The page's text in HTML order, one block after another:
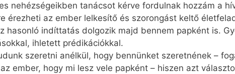
nehézségeikben tanácsot kérve fordulnak hozzám a
érezheti az ember lelkesítő és szorongást keltő
hasonló indíttatás dolgozik majd bennem papként is.
ihletett prédikációkkal.
szeretni anélkül, hogy bennünket szeretnének –
ember, hogy mi lesz vele papként – hiszen azt